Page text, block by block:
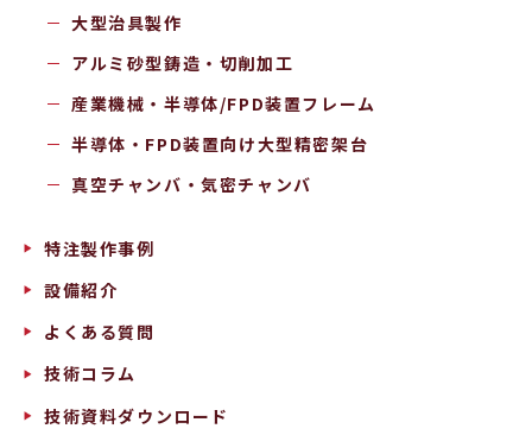
大型治具製作
アルミ砂型鋳造・切削加工
産業機械・半導体/FPD装置フレーム
半導体・FPD装置向け大型精密架台
真空チャンバ・気密チャンバ
特注製作事例
設備紹介
よくある質問
技術コラム
技術資料ダウンロード